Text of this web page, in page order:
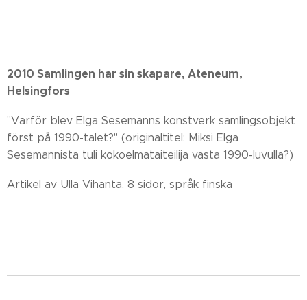
2010 Samlingen har sin skapare, Ateneum,
Helsingfors
"Varför blev Elga Sesemanns konstverk samlingsobjekt
först på 1990-talet?" (originaltitel: Miksi Elga
Sesemannista tuli kokoelmataiteilija vasta 1990-luvulla?)
Artikel av Ulla Vihanta, 8 sidor, språk finska